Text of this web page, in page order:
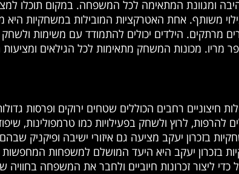
ומגוונת המתאימה לכל המשפחה. במקום תוכלו
משותף. אחת האטרקציות המובילות במשחקיות היא
הילדים יכולים להתמודד עם משימות ולשחק
מריו. מכונות המשחק מתאימות לכל הגילאים
חיצוניים רחבים הכוללים שטחים ירוקים ופרסות
להרפות, לרוץ ולשחק בפעילויות כמו טרמפולינות,
בזכרון יעקב מציעה גם איזורי ישיבה ופיקניק
בזכרון יעקב היא היעד המושלם למשפחות המחפשות
ליצור זכרונות חיוביים ולחבר את המשפחה